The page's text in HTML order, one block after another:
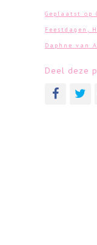
Geplaatst op
Feestdagen ,
Daphne van
Deel deze